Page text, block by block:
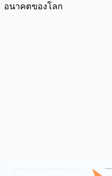
อนาคตของโลก